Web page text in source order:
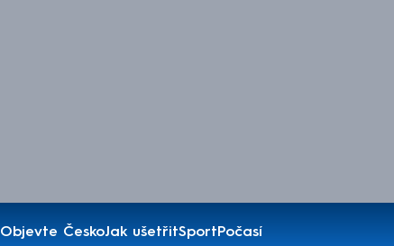
Objevte ČeskoJak ušetřitSportPočasí